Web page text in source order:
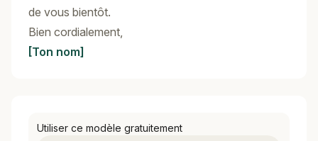
de vous bientôt.
Bien cordialement,
[Ton nom]
Utiliser ce modèle gratuitement